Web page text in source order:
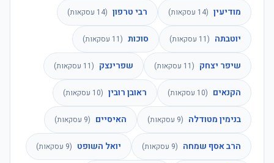
מודיעין (
14 עסקאות) רבי טרפון (
14 עסקאות)
יוטבתה (
11 עסקאות) סוכות (
11 עסקאות)
שיפר יצחק (
11 עסקאות) שפרינצק (
11 עסקאות)
הקנאים (
10 עסקאות) ראובן רובין (
10 עסקאות)
בנימין מטודלה (
9 עסקאות) האיסיים (
9 עסקאות)
הרב אסף שמחה (
9 עסקאות) יואל השופט (
9 עסקאות)